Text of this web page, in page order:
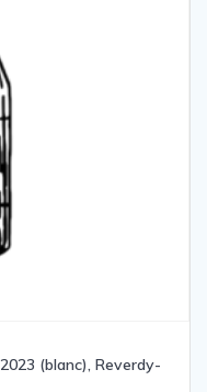
(blanc), Reverdy-